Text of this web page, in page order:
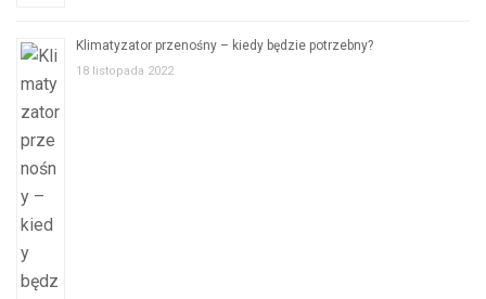
Klimatyzator przenośny – kiedy będzie potrzebny?
18 listopada 2022